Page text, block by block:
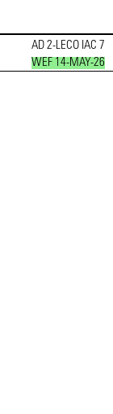
AD 2-LECO IAC 7
WEF 14-MAY-26